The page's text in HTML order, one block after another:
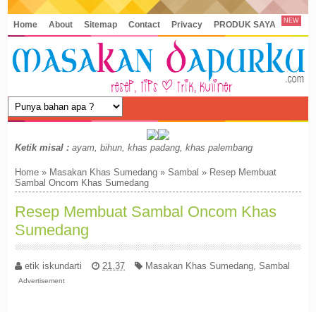
Home About Sitemap Contact Privacy PRODUK SAYA NEW
Ketik misal : ayam, bihun, khas padang, khas palembang
Home » Masakan Khas Sumedang »Sambal » Resep Membuat
Sambal Oncom Khas Sumedang
Resep Membuat Sambal Oncom Khas
Sumedang
etik iskundarti 21.37 Masakan Khas Sumedang ,Sambal
Advertisement